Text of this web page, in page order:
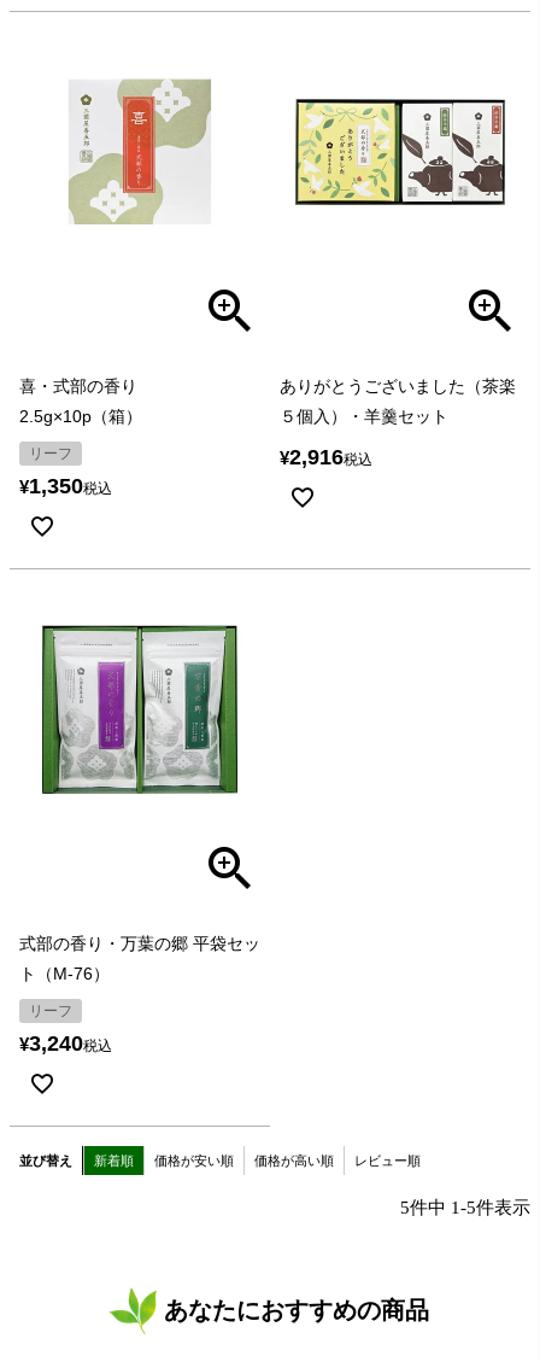
喜・式部の香り
2.5g×10p（箱）
リーフ
¥1,350税込
ありがとうございました（茶楽
５個入）・羊羹セット
¥2,916税込
式部の香り・万葉の郷 平袋セッ
ト（M-76）
リーフ
¥3,240税込
並び替え 新着順 価格が安い順 価格が高い順 レビュー順
5件中 1-5件表示
あなたにおすすめの商品